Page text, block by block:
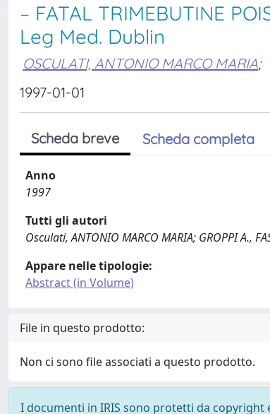
– FATAL TRIMEBUTINE
Leg Med. Dublin
OSCULATI, ANTONIO MARCO MARIA;
1997-01-01
Scheda breve Scheda completa
Anno
1997
Tutti gli autori
Osculati, ANTONIO MARCO MARIA; GROPPI A.,
Appare nelle tipologie:
Abstract (in Volume)
File in questo prodotto:
Non ci sono file associati a questo prodotto.
I documenti in IRIS sono protetti da